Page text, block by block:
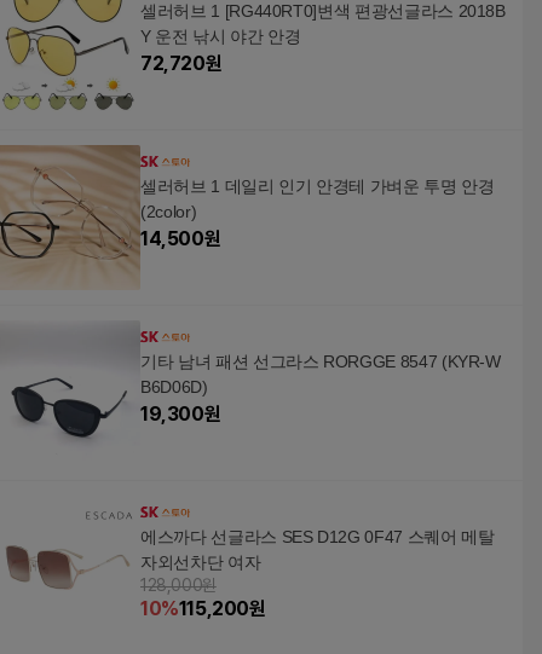
셀러허브 1 [RG440RT0]변색 편광선글라스 2018B
Y 운전 낚시 야간 안경
72,720원
셀러허브 1 데일리 인기 안경테 가벼운 투명 안경
(2color)
14,500원
기타 남녀 패션 선그라스 RORGGE 8547 (KYR-W
B6D06D)
19,300원
에스까다 선글라스 SES D12G 0F47 스퀘어 메탈
자외선차단 여자
128,000원
10%115,200원